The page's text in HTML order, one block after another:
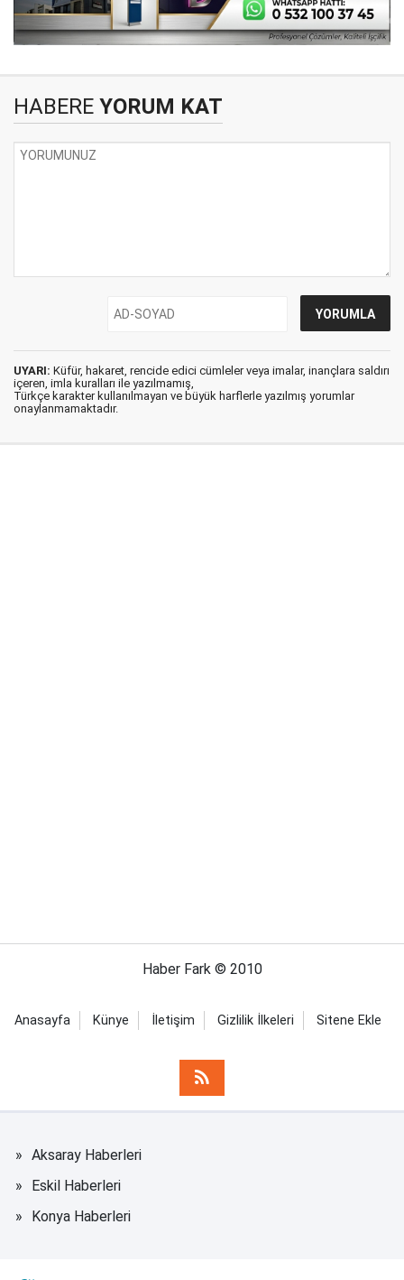
HABERE YORUM KAT
UYARI: Küfür, hakaret, rencide edici cümleler veya imalar, inançlara saldırı
içeren, imla kuralları ile yazılmamış,
Türkçe karakter kullanılmayan ve büyük harflerle yazılmış yorumlar
onaylanmamaktadır.
Haber Fark © 2010
Anasayfa Künye İletişim Gizlilik İlkeleri Sitene Ekle
Aksaray Haberleri
Eskil Haberleri
Konya Haberleri